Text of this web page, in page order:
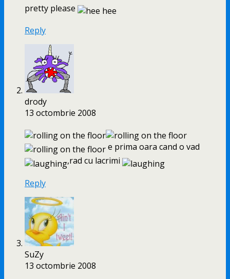
pretty please
Reply
drody
13 octombrie 2008
e prima oara cand o vad
,rad cu lacrimi
Reply
SuZy
13 octombrie 2008